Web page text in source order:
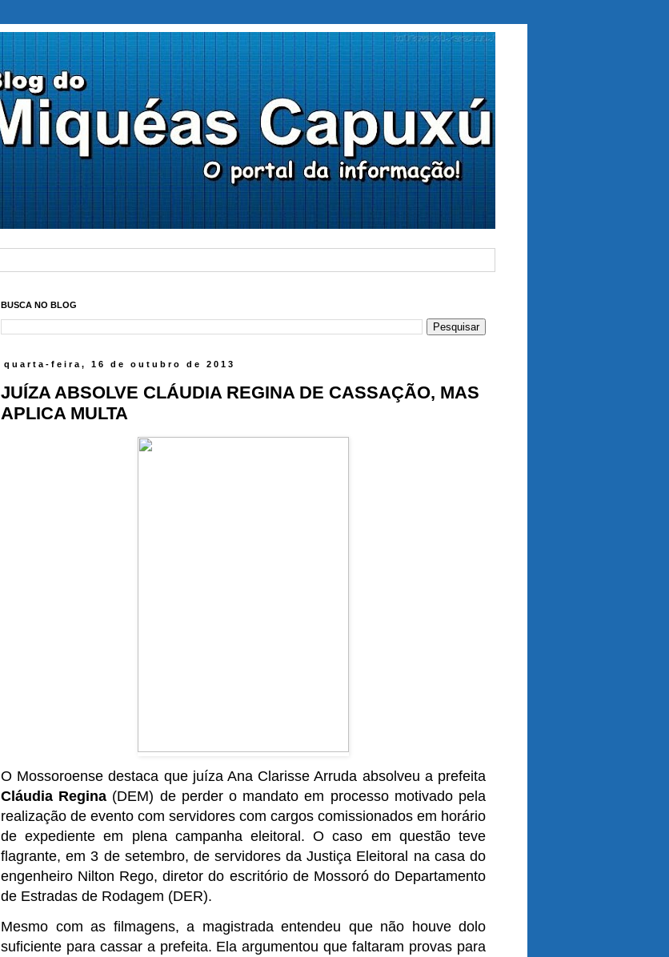
BUSCA NO BLOG
quarta-feira, 16 de outubro de 2013
JUÍZA ABSOLVE CLÁUDIA REGINA DE CASSAÇÃO, MAS
APLICA MULTA
O Mossoroense destaca que juíza Ana Clarisse Arruda absolveu a prefeita
Cláudia Regina (DEM) de perder o mandato em processo motivado pela
realização de evento com servidores com cargos comissionados em horário
de expediente em plena campanha eleitoral. O caso em questão teve
flagrante, em 3 de setembro, de servidores da Justiça Eleitoral na casa do
engenheiro Nilton Rego, diretor do escritório de Mossoró do Departamento
de Estradas de Rodagem (DER).
Mesmo com as filmagens, a magistrada entendeu que não houve dolo
suficiente para cassar a prefeita. Ela argumentou que faltaram provas para